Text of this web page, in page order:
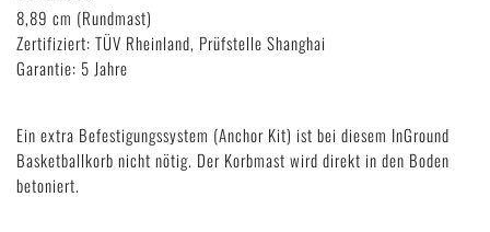
8,89 cm (Rundmast)
Zertifiziert: TÜV Rheinland, Prüfstelle Shanghai
Garantie: 5 Jahre
Ein extra Befestigungssystem (Anchor Kit) ist bei diesem InGround
Basketballkorb nicht nötig. Der Korbmast wird direkt in den Boden
betoniert.